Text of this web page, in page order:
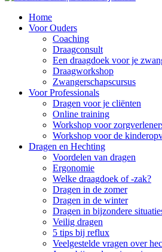
Home
Voor Ouders
Coaching
Draagconsult
Een draagdoek voor je
Draagworkshop
Zwangerschapscursus
Voor Professionals
Dragen voor je cliënten
Online training
Workshop voor
Workshop voor de
Dragen en Hechting
Voordelen van dragen
Ergonomie
Welke draagdoek of -zak?
Dragen in de zomer
Dragen in de winter
Dragen in bijzondere
Veilig dragen
5 tips bij reflux
Veelgestelde vragen over